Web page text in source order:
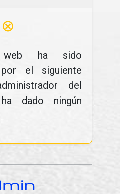
⊗
ha sido
por el siguiente
del
dado ningún